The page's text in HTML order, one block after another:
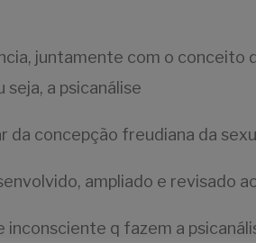
juntamente com o conceito
a psicanálise
da concepção freudiana da
ampliado e revisado
q fazem a